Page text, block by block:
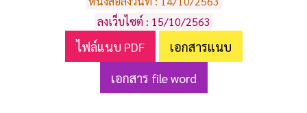
ลงเว็บไซต์ : 15/10/2563
ไฟล์แนบ PDF
เอกสารแนบ
เอกสาร file word